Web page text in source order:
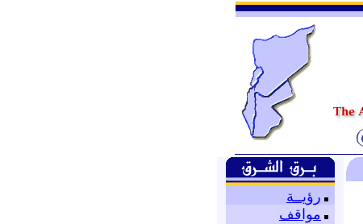
رؤيــة
مواقف